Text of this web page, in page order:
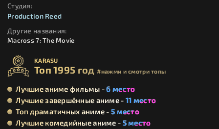
Студия:
Production Reed
Другие названия:
Macross 7: The Movie
KARASU
Топ 1995 год #нажми и смотри топы
Лучшие аниме фильмы -6 место
Лучшие завершённые аниме - 11 место
Топ драматичных аниме -5 место
Лучшие комедийные аниме - 5 место